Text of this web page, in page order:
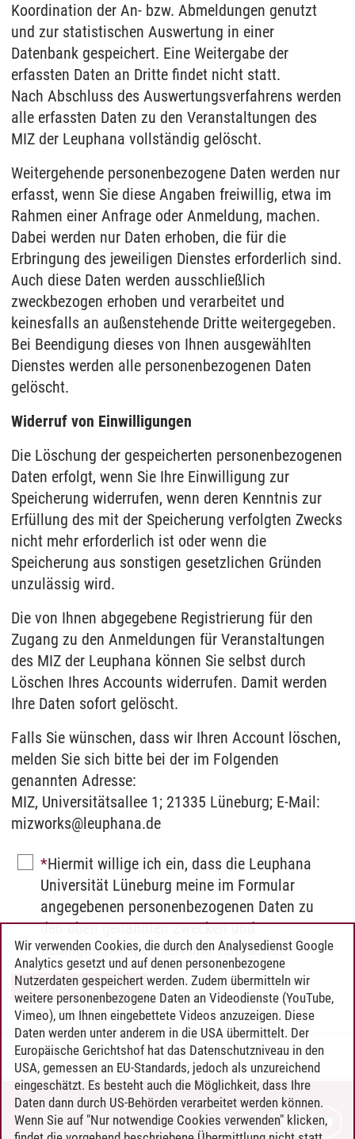
Koordination der An- bzw. Abmeldungen genutzt
und zur statistischen Auswertung in einer
Datenbank gespeichert. Eine Weitergabe der
erfassten Daten an Dritte findet nicht statt.
Nach Abschluss des Auswertungsverfahrens werden
alle erfassten Daten zu den Veranstaltungen des
MIZ der Leuphana vollständig gelöscht.
Weitergehende personenbezogene Daten werden nur
erfasst, wenn Sie diese Angaben freiwillig, etwa im
Rahmen einer Anfrage oder Anmeldung, machen.
Dabei werden nur Daten erhoben, die für die
Erbringung des jeweiligen Dienstes erforderlich sind.
Auch diese Daten werden ausschließlich
zweckbezogen erhoben und verarbeitet und
keinesfalls an außenstehende Dritte weitergegeben.
Bei Beendigung dieses von Ihnen ausgewählten
Dienstes werden alle personenbezogenen Daten
gelöscht.
Widerruf von Einwilligungen
Die Löschung der gespeicherten personenbezogenen
Daten erfolgt, wenn Sie Ihre Einwilligung zur
Speicherung widerrufen, wenn deren Kenntnis zur
Erfüllung des mit der Speicherung verfolgten Zwecks
nicht mehr erforderlich ist oder wenn die
Speicherung aus sonstigen gesetzlichen Gründen
unzulässig wird.
Die von Ihnen abgegebene Registrierung für den
Zugang zu den Anmeldungen für Veranstaltungen
des MIZ der Leuphana können Sie selbst durch
Löschen Ihres Accounts widerrufen. Damit werden
Ihre Daten sofort gelöscht.
Falls Sie wünschen, dass wir Ihren Account löschen,
melden Sie sich bitte bei der im Folgenden
genannten Adresse:
MIZ, Universitätsallee 1; 21335 Lüneburg; E-Mail:
mizworks@leuphana.de
Hiermit willige ich ein, dass die Leuphana
Universität Lüneburg meine im Formular
angegebenen personenbezogenen Daten zu
den oben genannten Zwecken und
Bedingungen speichert und verarbeitet.
MIZ/22.04.2025
KONTAKT
Wir verwenden Cookies, die durch den Analysedienst Google
Analytics gesetzt und auf denen personenbezogene
Nutzerdaten gespeichert werden. Zudem übermitteln wir
weitere personenbezogene Daten an Videodienste (YouTube,
Vimeo), um Ihnen eingebettete Videos anzuzeigen. Diese
Daten werden unter anderem in die USA übermittelt. Der
Europäische Gerichtshof hat das Datenschutzniveau in den
USA, gemessen an EU-Standards, jedoch als unzureichend
eingeschätzt. Es besteht auch die Möglichkeit, dass Ihre
Daten dann durch US-Behörden verarbeitet werden können.
Wenn Sie auf "Nur notwendige Cookies verwenden" klicken,